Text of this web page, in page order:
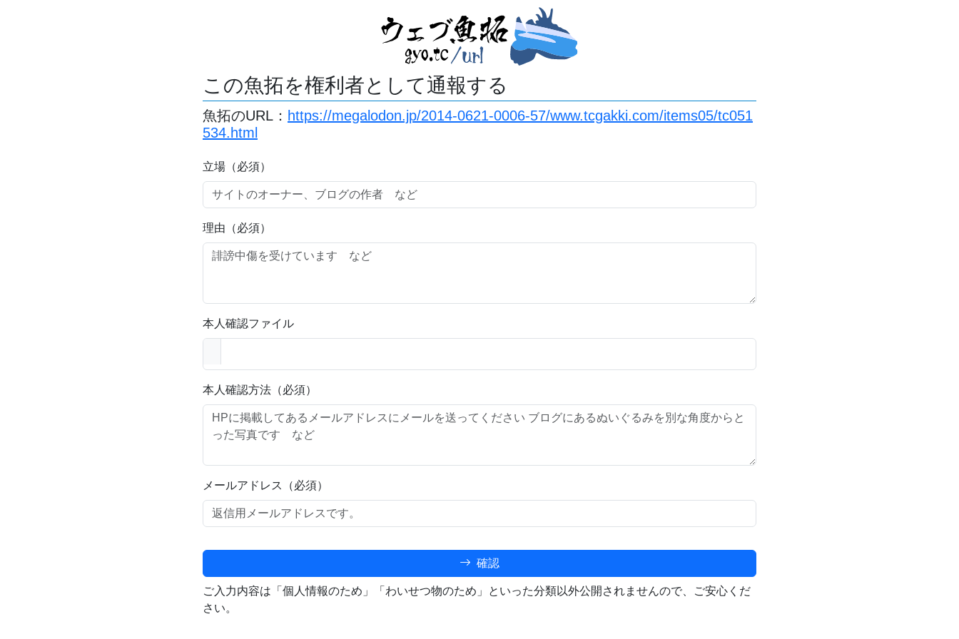
この魚拓を権利者として通報する
魚拓のURL： https://megalodon.jp/2014-0621-0006-57/www.tcgakki.com/items05/tc051
534.html
立場（必須）
理由（必須）
本人確認ファイル
本人確認方法（必須）
メールアドレス（必須）
確認
ご入力内容は「個人情報のため」「わいせつ物のため」といった分類以外公開されませんので、ご安心くだ
さい。